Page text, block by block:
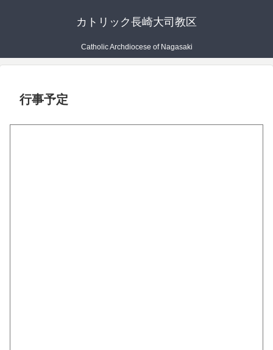
カトリック長崎大司教区
Catholic Archdiocese of Nagasaki
行事予定